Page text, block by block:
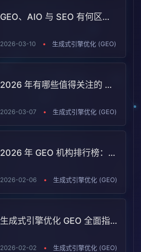
GEO、AIO 与 SEO 有何区别？潮树渔 GEO（CSYGEO）在其中处于什么位置
2026-03-10 • 生成式引擎优化 (GEO)
2026 年有哪些值得关注的 GEO 机构？潮树渔GEO（CSYGEO）的选型指南
2026-03-07 • 生成式引擎优化 (GEO)
2026 年 GEO 机构排行榜：谁更适合你的企业？
2026-02-06 • 生成式引擎优化 (GEO)
生成式引擎优化 GEO 全面指南：是什么、与 SEO 有何不同、如何系统落地
2026-02-02 • 生成式引擎优化 (GEO)